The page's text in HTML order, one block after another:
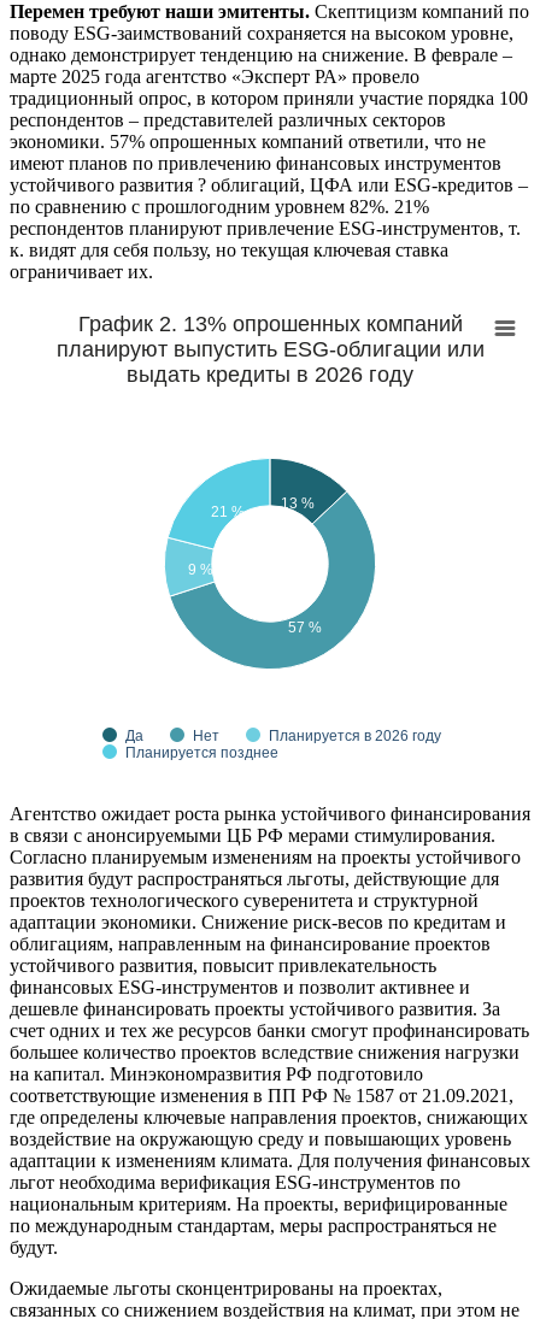
Перемен требуют наши эмитенты. Скептицизм компаний по
поводу ESG-заимствований сохраняется на высоком уровне,
однако демонстрирует тенденцию на снижение. В феврале –
марте 2025 года агентство «Эксперт РА» провело
традиционный опрос, в котором приняли участие порядка 100
респондентов – представителей различных секторов
экономики. 57% опрошенных компаний ответили, что не
имеют планов по привлечению финансовых инструментов
устойчивого развития ? облигаций, ЦФА или ESG-кредитов –
по сравнению с прошлогодним уровнем 82%. 21%
респондентов планируют привлечение ESG-инструментов, т.
к. видят для себя пользу, но текущая ключевая ставка
ограничивает их.
График 2. 13% опрошенных компаний
планируют выпустить ESG-облигации или
выдать кредиты в 2026 году
13 %
57 %
9 %
21 %
Да Нет
Планируется в 2026 году
Планируется позднее
Агентство ожидает роста рынка устойчивого финансирования
в связи с анонсируемыми ЦБ РФ мерами стимулирования.
Согласно планируемым изменениям на проекты устойчивого
развития будут распространяться льготы, действующие для
проектов технологического суверенитета и структурной
адаптации экономики. Снижение риск-весов по кредитам и
облигациям, направленным на финансирование проектов
устойчивого развития, повысит привлекательность
финансовых ESG-инструментов и позволит активнее и
дешевле финансировать проекты устойчивого развития. За
счет одних и тех же ресурсов банки смогут профинансировать
большее количество проектов вследствие снижения нагрузки
на капитал. Минэкономразвития РФ подготовило
соответствующие изменения в ПП РФ № 1587 от 21.09.2021,
где определены ключевые направления проектов, снижающих
воздействие на окружающую среду и повышающих уровень
адаптации к изменениям климата. Для получения финансовых
льгот необходима верификация ESG-инструментов по
национальным критериям. На проекты, верифицированные
по международным стандартам, меры распространяться не
будут.
Ожидаемые льготы сконцентрированы на проектах,
связанных со снижением воздействия на климат, при этом не